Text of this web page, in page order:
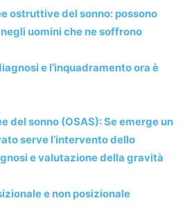
ostruttive del sonno: possono
uomini che ne soffrono
e l’inquadramento ora è
del sonno (OSAS): Se emerge un
serve l’intervento dello
e valutazione della gravità
e non posizionale